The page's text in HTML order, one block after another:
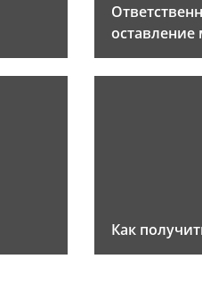
оставление
Как